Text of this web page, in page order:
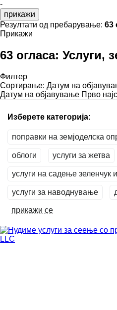
-
прикажи
Резултати од пребарување: 63
Прикажи
63 огласа: Услуги,
Филтер
Сортирање: Датум на
Датум на објавување Прво
Изберете категорија:
поправки на земјоделска
облоги услуги за жетва
услуги на садење зеленчук
услуги за наводнување
прикажи се